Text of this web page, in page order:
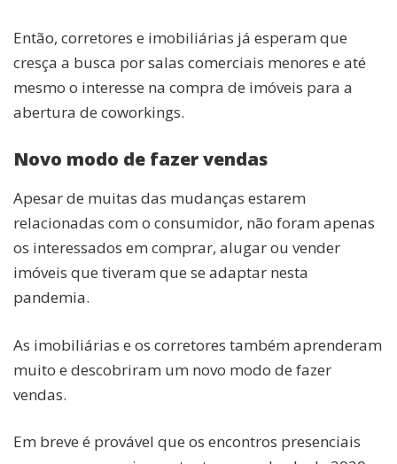
Então, corretores e imobiliárias já esperam que
cresça a busca por salas comerciais menores e até
mesmo o interesse na compra de imóveis para a
abertura de coworkings.
Novo modo de fazer vendas
Apesar de muitas das mudanças estarem
relacionadas com o consumidor, não foram apenas
os interessados em comprar, alugar ou vender
imóveis que tiveram que se adaptar nesta
pandemia.
As imobiliárias e os corretores também aprenderam
muito e descobriram um novo modo de fazer
vendas.
Em breve é provável que os encontros presenciais